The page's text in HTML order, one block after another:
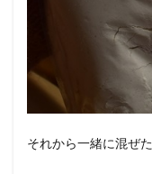
それから一緒に混ぜ